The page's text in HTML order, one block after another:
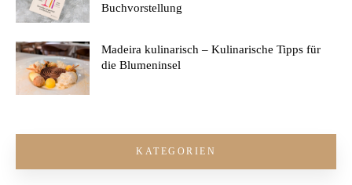
Buchvorstellung
Madeira kulinarisch – Kulinarische Tipps für
die Blumeninsel
KATEGORIEN